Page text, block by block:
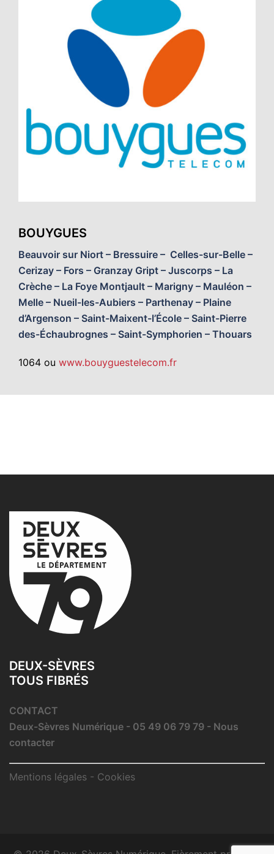
BOUYGUES
Beauvoir sur Niort – Bressuire – Celles-sur-Belle –
Cerizay – Fors – Granzay Gript – Juscorps – La
Crèche – La Foye Montjault – Marigny – Mauléon –
Melle – Nueil-les-Aubiers – Parthenay – Plaine
d’Argenson – Saint-Maixent-l’École – Saint-Pierre
des-Échaubrognes – Saint-Symphorien – Thouars
1064 ou www.bouyguestelecom.fr
DEUX-SÈVRES
TOUS FIBRÉS
CONTACT
Deux-Sèvres Numérique - 05 49 06 79 79 - Nous
contacter
Mentions légales - Cookies